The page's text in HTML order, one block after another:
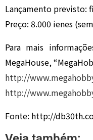
Lançamento previsto:
Preço: 8.000 ienes
Para mais
MegaHouse,
http://
http://
Fonte: http://